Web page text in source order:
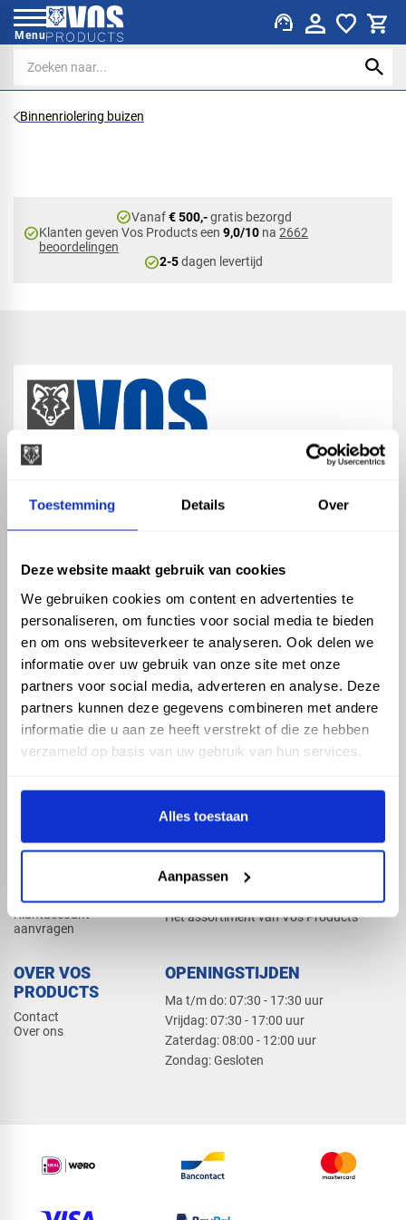
Toestemming Details Over
Deze website maakt gebruik van cookies
We gebruiken cookies om content en advertenties te
personaliseren, om functies voor social media te bieden
en om ons websiteverkeer te analyseren. Ook delen we
informatie over uw gebruik van onze site met onze
partners voor social media, adverteren en analyse. Deze
partners kunnen deze gegevens combineren met andere
informatie die u aan ze heeft verstrekt of die ze hebben
verzameld op basis van uw gebruik van hun services.
Alles toestaan
Aanpassen
Menu support_agent
Binnenriolering buizen
check_circleVanaf€ 500,-gratis bezorgd
check_circleKlanten geven Vos Products een9,0/10 na2662
beoordelingen
check_circle2-5dagen levertijd
ASSORTIMENT
Hemelwaterafvoer
Drukleiding
Beregening
Dak en gevel
KENNIS EN HULP
Klantenservice
Kennisbank
Klantaccount
aanvragen
PRODUCTCATALOGUS 2026
Het assortiment van Vos Products
OVER VOS
PRODUCTS
Contact
Over ons
OPENINGSTIJDEN
Ma t/m do: 07:30 - 17:30 uur
​Vrijdag: 07:30 - 17:00 uur
​Zaterdag: 08:00 - 12:00 uur
​Zondag: Gesloten
phone_enabled +31 416 75 02 55
mail info@vosproducts.nl
check_circleDé bouwmarkt van Altena
check_circle Direct uit grote voorraad geleverd met eigen transport
check_circleLevering in NL en BE